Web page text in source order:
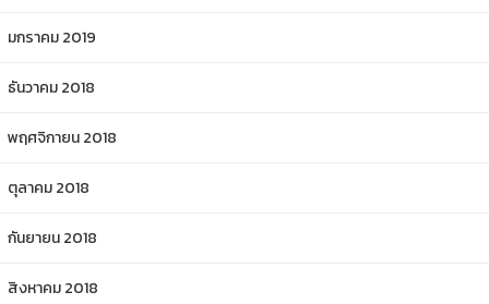
มกราคม 2019
ธันวาคม 2018
พฤศจิกายน 2018
ตุลาคม 2018
กันยายน 2018
สิงหาคม 2018